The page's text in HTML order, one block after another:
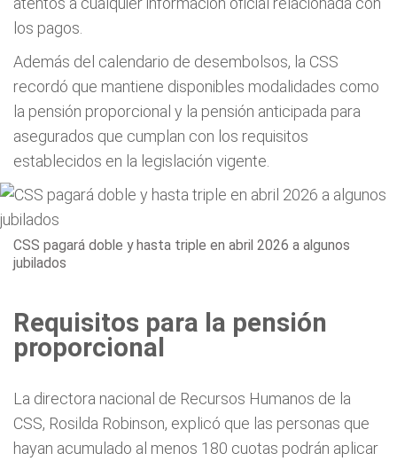
los pagos.
Además del calendario de desembolsos, la CSS
recordó que mantiene disponibles modalidades como
la pensión proporcional y la pensión anticipada para
asegurados que cumplan con los requisitos
establecidos en la legislación vigente.
CSS pagará doble y hasta triple en abril 2026 a algunos
jubilados
Requisitos para la pensión
proporcional
La directora nacional de Recursos Humanos de la
CSS, Rosilda Robinson, explicó que las personas que
hayan acumulado al menos 180 cuotas podrán aplicar